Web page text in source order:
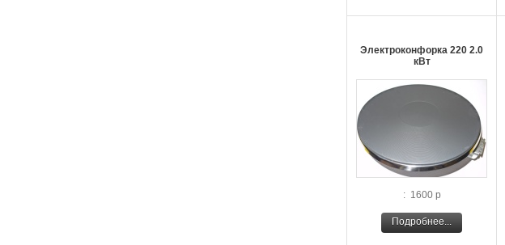
Электроконфорка 220 2.0
кВт
: 1600 р
Подробнее...